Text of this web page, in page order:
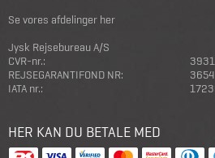
Se vores afdelinger her
Jysk Rejsebureau A/S
CVR-nr.:
REJSEGARANTIFOND NR:
3654
IATA nr.:
HER KAN DU BETALE MED